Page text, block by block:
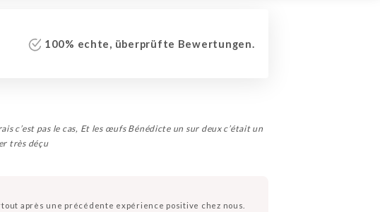
100% echte, überprüfte Bewertungen.
c’est pas le cas, Et les œufs Bénédicte un sur deux c’était un
très déçu
après une précédente expérience positive chez nous.